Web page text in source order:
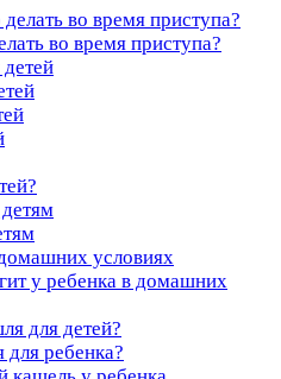
во время приступа?
у ребенка в домашних
ребенка?